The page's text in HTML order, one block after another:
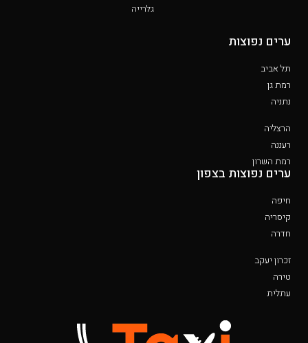
גלרייה
ערים נפוצות
תל אביב
רמת גן
נתניה
הרצליה
רעננה
רמת השרון
ערים נפוצות בצפון
חיפה
קיסריה
חדרה
זכרון יעקב
טירה
עתלית